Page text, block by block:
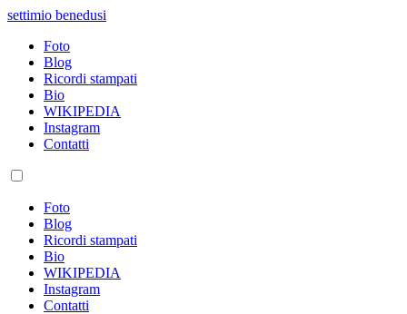
settimio benedusi
Foto
Blog
Ricordi stampati
Bio
WIKIPEDIA
Instagram
Contatti
Foto
Blog
Ricordi stampati
Bio
WIKIPEDIA
Instagram
Contatti